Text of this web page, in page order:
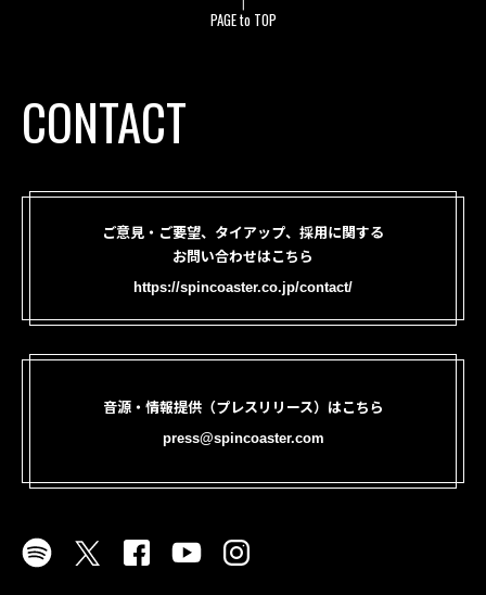
PAGE to TOP
CONTACT
ご意見・ご要望、タイアップ、採用に関する
お問い合わせはこちら
https://spincoaster.co.jp/contact/
音源・情報提供（プレスリリース）はこちら
press@spincoaster.com